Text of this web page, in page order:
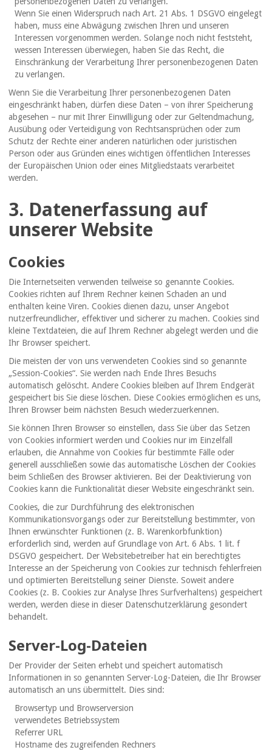
Wenn Sie einen Widerspruch nach Art. 21 Abs. 1 DSGVO eingelegt
haben, muss eine Abwägung zwischen Ihren und unseren
Interessen vorgenommen werden. Solange noch nicht feststeht,
wessen Interessen überwiegen, haben Sie das Recht, die
Einschränkung der Verarbeitung Ihrer personenbezogenen Daten
zu verlangen.
Wenn Sie die Verarbeitung Ihrer personenbezogenen Daten
eingeschränkt haben, dürfen diese Daten – von ihrer Speicherung
abgesehen – nur mit Ihrer Einwilligung oder zur Geltendmachung,
Ausübung oder Verteidigung von Rechtsansprüchen oder zum
Schutz der Rechte einer anderen natürlichen oder juristischen
Person oder aus Gründen eines wichtigen öffentlichen Interesses
der Europäischen Union oder eines Mitgliedstaats verarbeitet
werden.
3. Datenerfassung auf
unserer Website
Cookies
Die Internetseiten verwenden teilweise so genannte Cookies.
Cookies richten auf Ihrem Rechner keinen Schaden an und
enthalten keine Viren. Cookies dienen dazu, unser Angebot
nutzerfreundlicher, effektiver und sicherer zu machen. Cookies sind
kleine Textdateien, die auf Ihrem Rechner abgelegt werden und die
Ihr Browser speichert.
Die meisten der von uns verwendeten Cookies sind so genannte
„Session-Cookies“. Sie werden nach Ende Ihres Besuchs
automatisch gelöscht. Andere Cookies bleiben auf Ihrem Endgerät
gespeichert bis Sie diese löschen. Diese Cookies ermöglichen es uns,
Ihren Browser beim nächsten Besuch wiederzuerkennen.
Sie können Ihren Browser so einstellen, dass Sie über das Setzen
von Cookies informiert werden und Cookies nur im Einzelfall
erlauben, die Annahme von Cookies für bestimmte Fälle oder
generell ausschließen sowie das automatische Löschen der Cookies
beim Schließen des Browser aktivieren. Bei der Deaktivierung von
Cookies kann die Funktionalität dieser Website eingeschränkt sein.
Cookies, die zur Durchführung des elektronischen
Kommunikationsvorgangs oder zur Bereitstellung bestimmter, von
Ihnen erwünschter Funktionen (z. B. Warenkorbfunktion)
erforderlich sind, werden auf Grundlage von Art. 6 Abs. 1 lit. f
DSGVO gespeichert. Der Websitebetreiber hat ein berechtigtes
Interesse an der Speicherung von Cookies zur technisch fehlerfreien
und optimierten Bereitstellung seiner Dienste. Soweit andere
Cookies (z. B. Cookies zur Analyse Ihres Surfverhaltens) gespeichert
werden, werden diese in dieser Datenschutzerklärung gesondert
behandelt.
Server-Log-Dateien
Der Provider der Seiten erhebt und speichert automatisch
Informationen in so genannten Server-Log-Dateien, die Ihr Browser
automatisch an uns übermittelt. Dies sind:
Browsertyp und Browserversion
verwendetes Betriebssystem
Referrer URL
Hostname des zugreifenden Rechners